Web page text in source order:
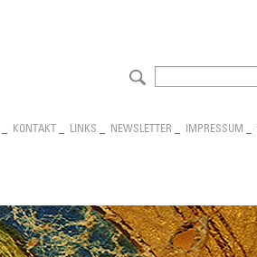
KONTAKT LINKS NEWSLETTER IMPRESSUM